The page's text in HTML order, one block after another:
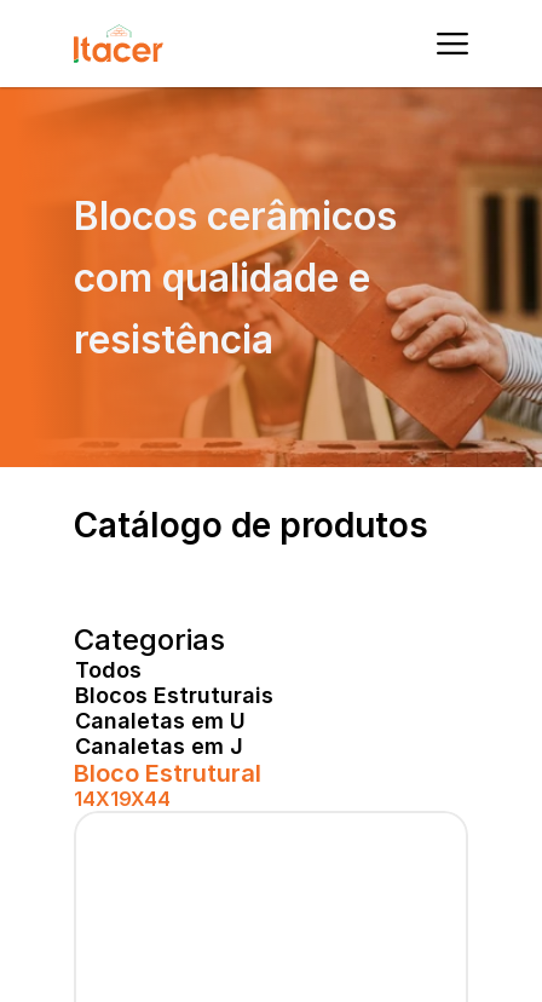
Catálogo de produtos
Bloco Estrutural
14X19X44
Categorias
Todos
Blocos Estruturais
Canaletas em U
Canaletas em J
Blocos cerâmicos
com qualidade e
resistência